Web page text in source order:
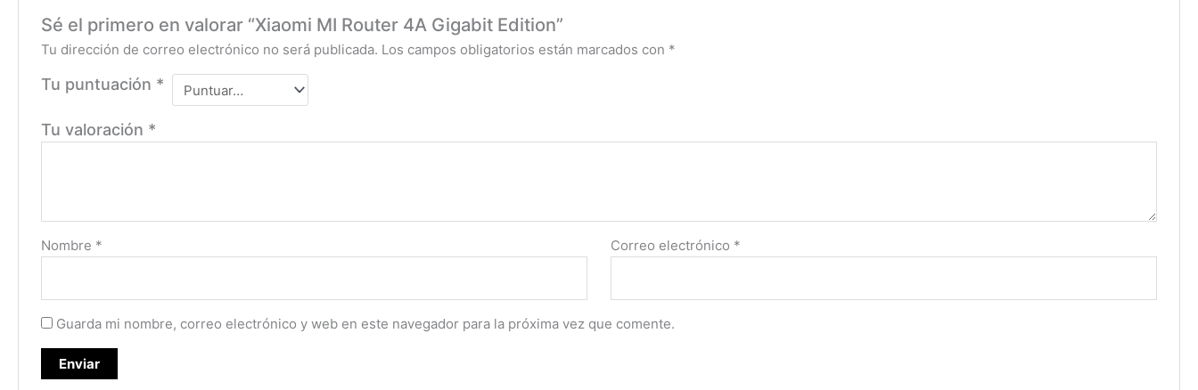
Sé el primero en valorar “Xiaomi MI Router 4A Gigabit Edition”
Tu dirección de correo electrónico no será publicada. Los campos obligatorios están marcados con *
Tu puntuación *
Tu valoración *
Nombre * Correo electrónico *
Guarda mi nombre, correo electrónico y web en este navegador para la próxima vez que comente.